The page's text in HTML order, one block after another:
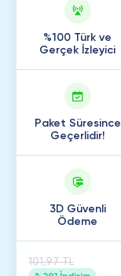
%100 Türk ve
Gerçek İzleyici
Paket Süresince
Geçerlidir!
3D Güvenli
Ödeme
101,97 TL